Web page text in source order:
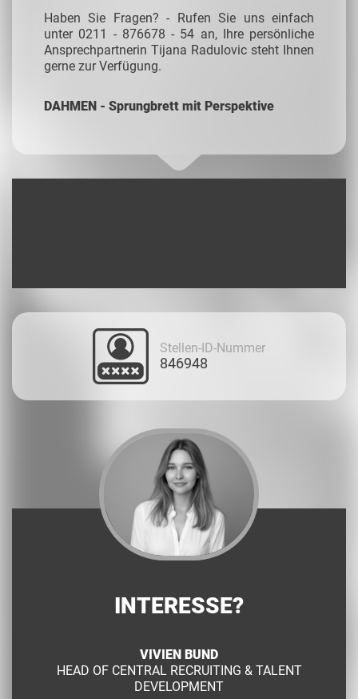
Haben Sie Fragen? - Rufen Sie uns einfach
unter 0211 - 876678 - 54 an, Ihre persönliche
Ansprechpartnerin Tijana Radulovic steht Ihnen
gerne zur Verfügung.
DAHMEN - Sprungbrett mit Perspektive
Stellen-ID-Nummer
846948
INTERESSE?
VIVIEN BUND
HEAD OF CENTRAL RECRUITING & TALENT
DEVELOPMENT